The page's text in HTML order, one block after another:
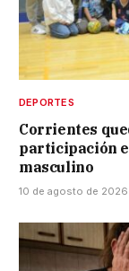
DEPORTES
Corrientes
participación
masculino
10 de agosto de 2026